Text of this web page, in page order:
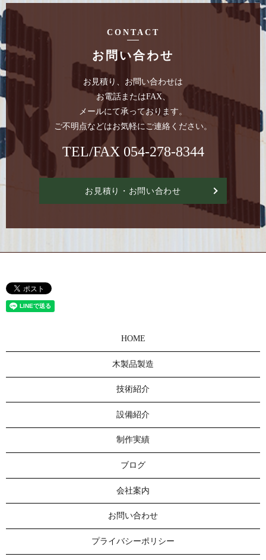
CONTACT
お問い合わせ
お見積り、お問い合わせは
お電話またはFAX、
メールにて承っております。
ご不明点などはお気軽にご連絡ください。
TEL/FAX 054-278-8344
お見積り・お問い合わせ
HOME
木製品製造
技術紹介
設備紹介
制作実績
ブログ
会社案内
お問い合わせ
プライバシーポリシー